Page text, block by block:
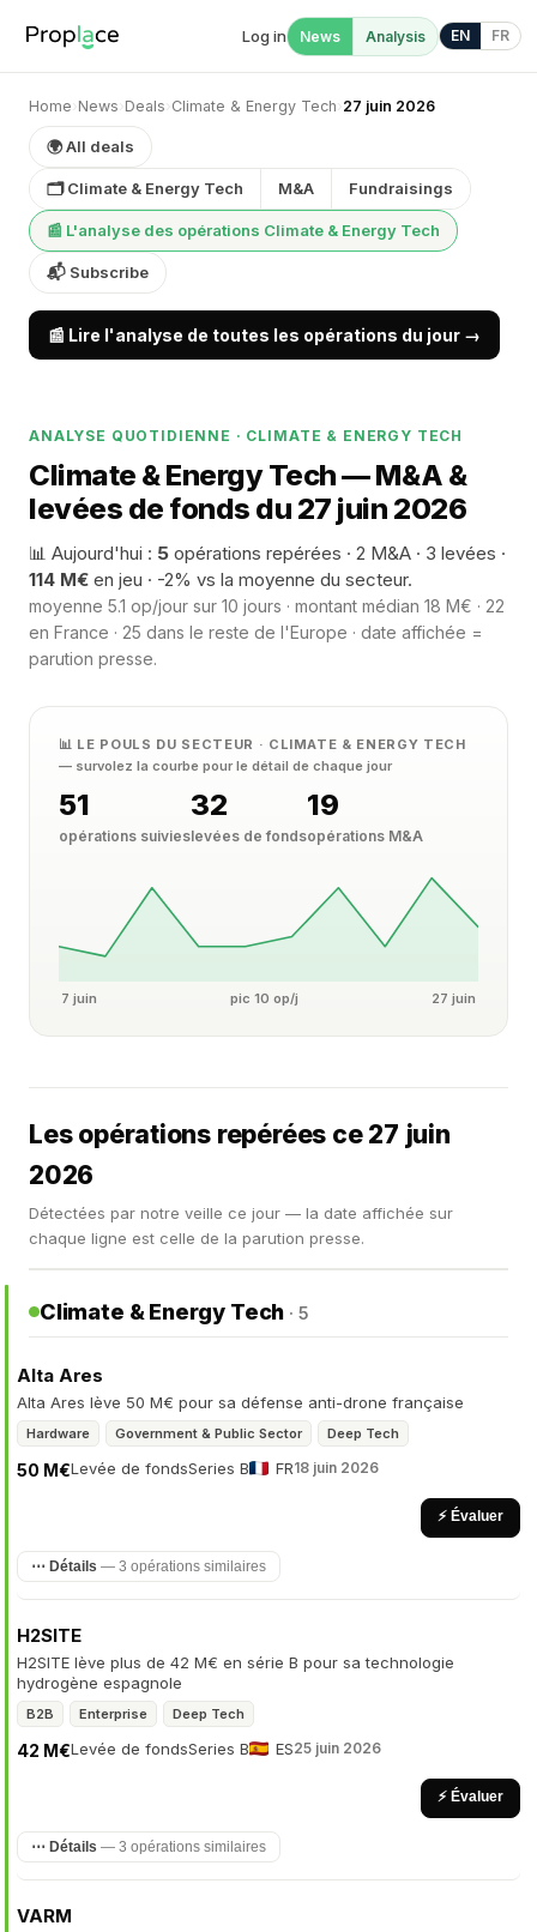
Log in News Analysis EN FR
Home› News› Deals› Climate & Energy Tech› 27 juin 2026
🌍 All deals
🗂 Climate & Energy Tech M&A Fundraisings
📰 L'analyse des opérations Climate & Energy Tech
📬 Subscribe
📰 Lire l'analyse de toutes les opérations du jour →
ANALYSE QUOTIDIENNE · CLIMATE & ENERGY TECH
Climate & Energy Tech — M&A &
levées de fonds du 27 juin 2026
📊 Aujourd'hui : 5 opérations repérées · 2 M&A · 3 levées ·
114 M€ en jeu · -2% vs la moyenne du secteur.
moyenne 5.1 op/jour sur 10 jours · montant médian 18 M€ · 22
en France · 25 dans le reste de l'Europe · date affichée =
parution presse.
📊 LE POULS DU SECTEUR · CLIMATE & ENERGY TECH
— survolez la courbe pour le détail de chaque jour
51
opérations suivies
32
levées de fonds
19
opérations M&A
7 juin pic 10 op/j 27 juin
Les opérations repérées ce 27 juin
2026
Détectées par notre veille ce jour — la date affichée sur
chaque ligne est celle de la parution presse.
Climate & Energy Tech · 5
Alta Ares
Alta Ares lève 50 M€ pour sa défense anti-drone française
Hardware Government & Public Sector Deep Tech
Levée de fonds
50 M€ Series B FR18 juin 2026
⚡ Évaluer
⋯ Détails — 3 opérations similaires
H2SITE
H2SITE lève plus de 42 M€ en série B pour sa technologie
hydrogène espagnole
B2B Enterprise Deep Tech
Levée de fonds
42 M€ Series B ES25 juin 2026
⚡ Évaluer
⋯ Détails — 3 opérations similaires
VARM